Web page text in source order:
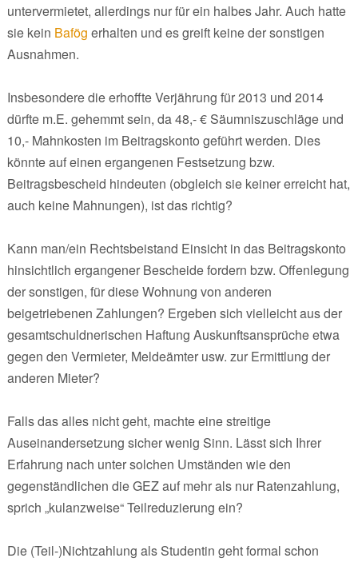
untervermietet, allerdings nur für ein halbes Jahr. Auch hatte
sie kein Bafög erhalten und es greift keine der sonstigen
Ausnahmen.
Insbesondere die erhoffte Verjährung für 2013 und 2014
dürfte m.E. gehemmt sein, da 48,- € Säumniszuschläge und
10,- Mahnkosten im Beitragskonto geführt werden. Dies
könnte auf einen ergangenen Festsetzung bzw.
Beitragsbescheid hindeuten (obgleich sie keiner erreicht hat,
auch keine Mahnungen), ist das richtig?
Kann man/ein Rechtsbeistand Einsicht in das Beitragskonto
hinsichtlich ergangener Bescheide fordern bzw. Offenlegung
der sonstigen, für diese Wohnung von anderen
beigetriebenen Zahlungen? Ergeben sich vielleicht aus der
gesamtschuldnerischen Haftung Auskunftsansprüche etwa
gegen den Vermieter, Meldeämter usw. zur Ermittlung der
anderen Mieter?
Falls das alles nicht geht, machte eine streitige
Auseinandersetzung sicher wenig Sinn. Lässt sich Ihrer
Erfahrung nach unter solchen Umständen wie den
gegenständlichen die GEZ auf mehr als nur Ratenzahlung,
sprich „kulanzweise“ Teilreduzierung ein?
Die (Teil-)Nichtzahlung als Studentin geht formal schon